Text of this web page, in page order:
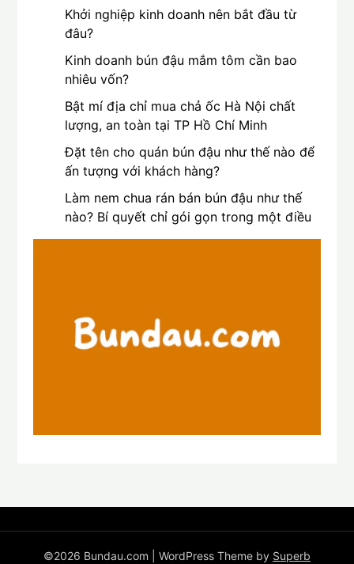
Khởi nghiệp kinh doanh nên bắt đầu từ
đâu?
Kinh doanh bún đậu mắm tôm cần bao
nhiêu vốn?
Bật mí địa chỉ mua chả ốc Hà Nội chất
lượng, an toàn tại TP Hồ Chí Minh
Đặt tên cho quán bún đậu như thế nào để
ấn tượng với khách hàng?
Làm nem chua rán bán bún đậu như thế
nào? Bí quyết chỉ gói gọn trong một điều
©2026 Bundau.com | WordPress Theme by Superb